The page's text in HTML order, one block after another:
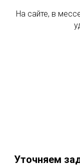
На сайте, в
Уточняем